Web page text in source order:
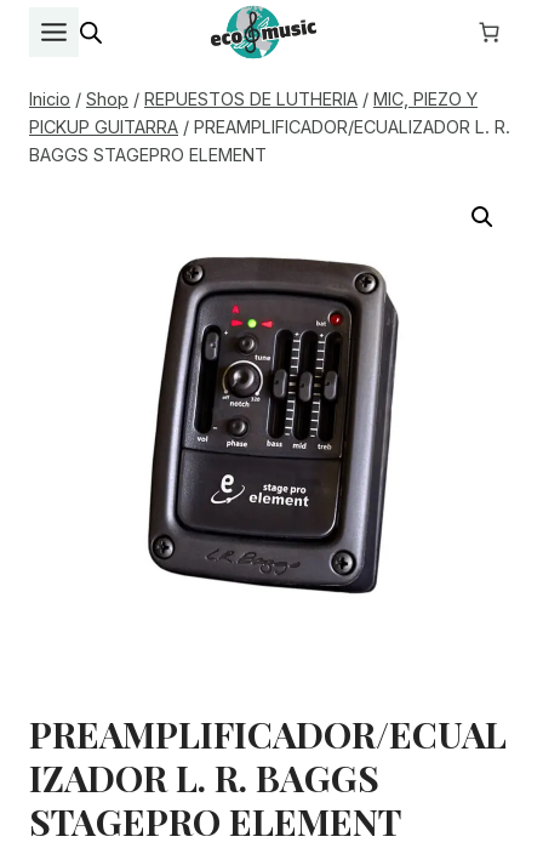
Inicio / Shop / REPUESTOS DE LUTHERIA / MIC, PIEZO Y
PICKUP GUITARRA / PREAMPLIFICADOR/ECUALIZADOR L. R.
BAGGS STAGEPRO ELEMENT
PREAMPLIFICADOR/ECUAL
IZADOR L. R. BAGGS
STAGEPRO ELEMENT